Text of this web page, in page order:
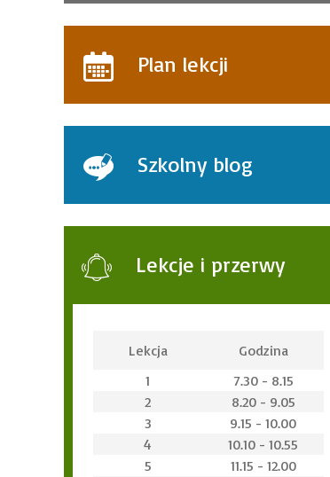
Plan lekcji
Szkolny blog
Lekcje i przerwy
Lekcja
Godzina
1
7.30 - 8.15
2
8.20 - 9.05
3
9.15 - 10.00
4
10.10 - 10.55
5
11.15 - 12.00